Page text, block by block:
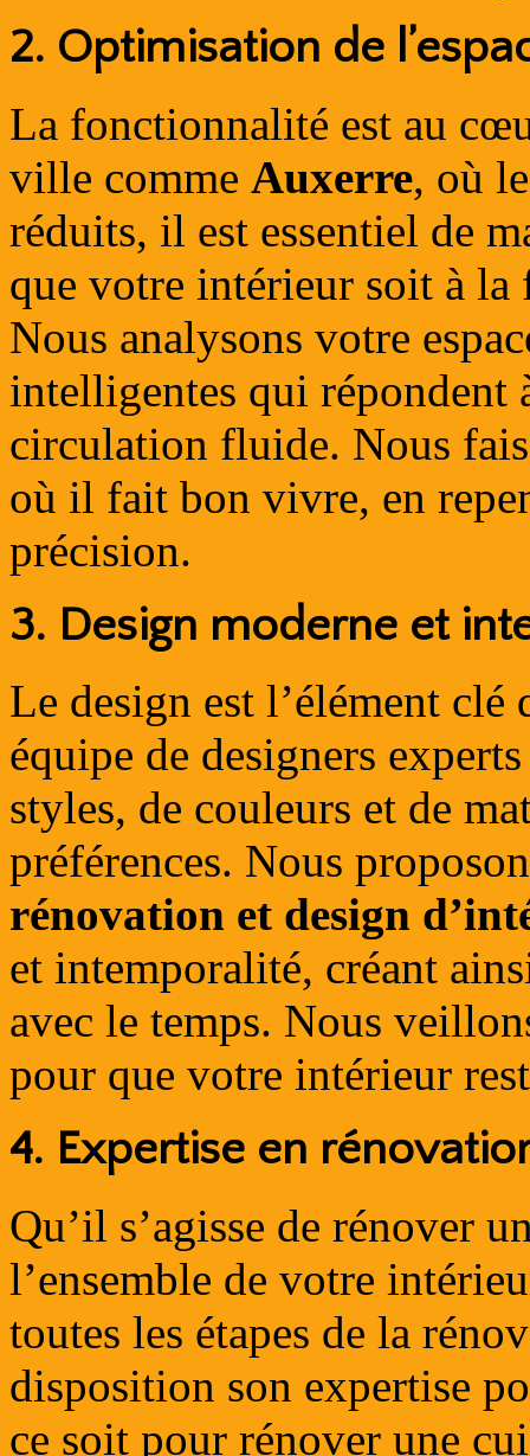
2. Optimisation de
La fonctionnalité est au
ville comme Auxerre, où
réduits, il est essentiel de
que votre intérieur soit à la
Nous analysons votre
intelligentes qui répondent
circulation fluide. Nous
où il fait bon vivre, en
précision.
3. Design moderne et
Le design est l’élément
équipe de designers
styles, de couleurs et de
préférences. Nous
rénovation et design
et intemporalité, créant
avec le temps. Nous
pour que votre intérieur
4. Expertise en
Qu’il s’agisse de rénover
l’ensemble de votre
toutes les étapes de la
disposition son expertise
ce soit pour rénover une